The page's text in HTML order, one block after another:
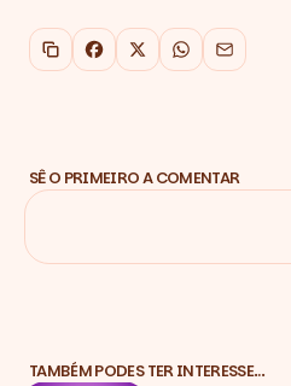
Copiar link
Facebook
X WhatsApp
Email
SÊ O PRIMEIRO A COMENTAR
TAMBÉM PODES TER INTERESSE…